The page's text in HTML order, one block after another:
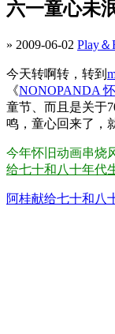
六一童心未
» 2009-06-02 Play＆
今天转啊转，转到
《NONOPANDA
童节、而且是关于
鸣，童心回来了，
今年怀旧动画串烧
给七十和八十年代
阿桂献给七十和八